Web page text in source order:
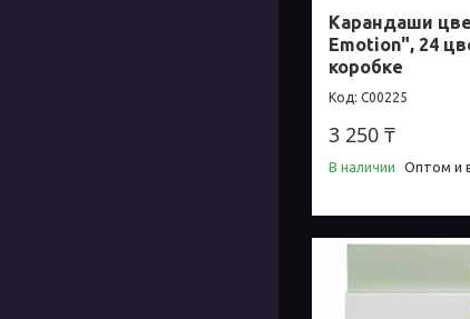
Карандаши
Emotion", 24
коробке
C00225
3 250 ₸
В наличии Оптом и